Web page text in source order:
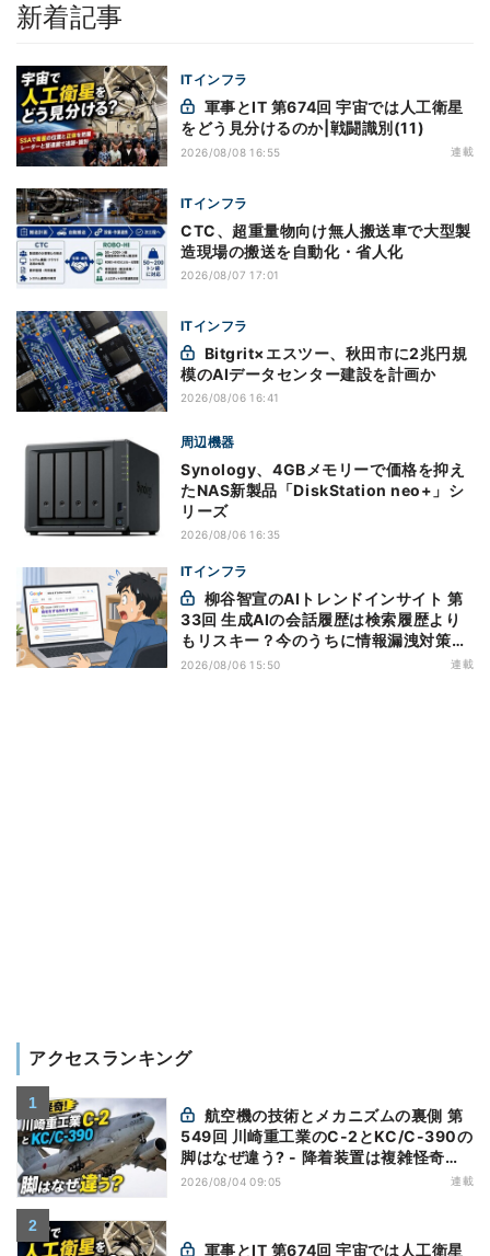
新着記事
ITインフラ
をどう見分けるのか|戦闘識別(11)
2026/08/08 16:55 連載
ITインフラ
CTC、超重量物向け無人搬送車で大型製
造現場の搬送を自動化・省人化
2026/08/07 17:01
ITインフラ
模のAIデータセンター建設を計画か
2026/08/06 16:41
周辺機器
Synology、4GBメモリーで価格を抑え
たNAS新製品「DiskStation neo+」シ
リーズ
2026/08/06 16:35
ITインフラ
33回 生成AIの会話履歴は検索履歴より
もリスキー？今のうちに情報漏洩対策を
万全にしておこう
2026/08/06 15:50 連載
アクセスランキング
549回 川崎重工業のC-2とKC/C-390の
脚はなぜ違う? - 降着装置は複雑怪奇
(5)|軍用輸送機(10)
2026/08/04 09:05 連載